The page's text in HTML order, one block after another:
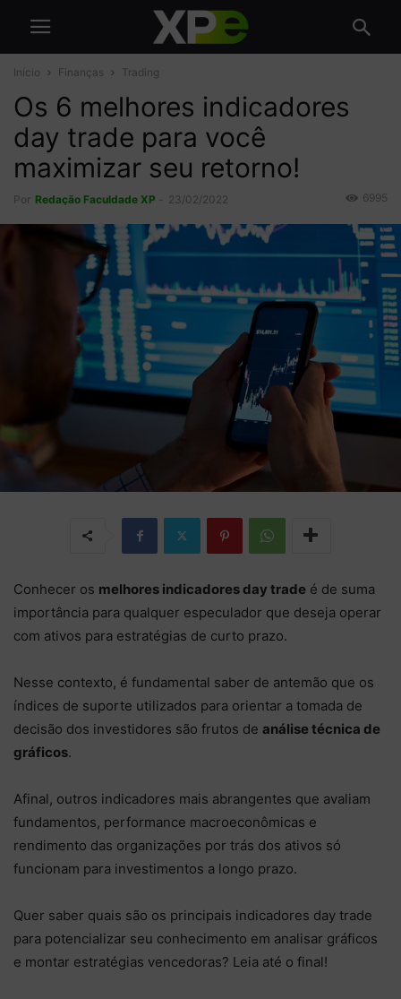
Início Finanças Trading
Os 6 melhores indicadores
day trade para você
maximizar seu retorno!
Por Redação Faculdade XP 23/02/2022 6995
Conhecer os melhores indicadores day trade é de suma
importância para qualquer especulador que deseja operar
com ativos para estratégias de curto prazo.
Nesse contexto, é fundamental saber de antemão que os
índices de suporte utilizados para orientar a tomada de
decisão dos investidores são frutos de análise técnica de
gráficos.
Afinal, outros indicadores mais abrangentes que avaliam
fundamentos, performance macroeconômicas e
rendimento das organizações por trás dos ativos só
funcionam para investimentos a longo prazo.
Quer saber quais são os principais indicadores day trade
para potencializar seu conhecimento em analisar gráficos
e montar estratégias vencedoras? Leia até o final!